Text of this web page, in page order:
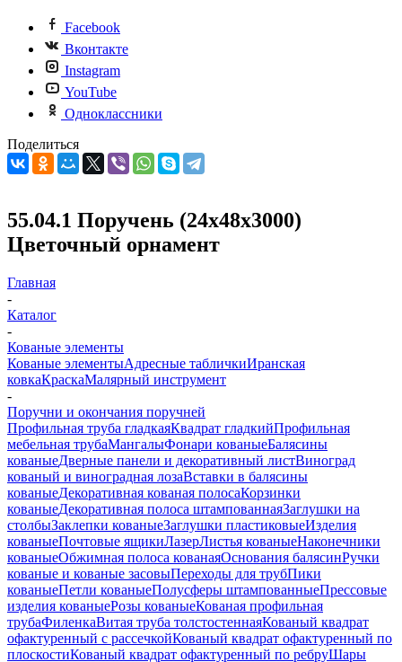
Facebook
Вконтакте
Instagram
YouTube
Одноклассники
Поделиться
55.04.1 Поручень (24х48х3000)
Цветочный орнамент
Главная
-
Каталог
-
Кованые элементы
Кованые элементыАдресные табличкиИранская
ковкаКраскаМалярный инструмент
-
Поручни и окончания поручней
Профильная труба гладкаяКвадрат гладкийПрофильная
мебельная трубаМангалыФонари кованыеБалясины
кованыеДверные панели и декоративный листВиноград
кованый и виноградная лозаВставки в балясины
кованыеДекоративная кованая полосаКорзинки
кованыеДекоративная полоса штампованнаяЗаглушки на
столбыЗаклепки кованыеЗаглушки пластиковыеИзделия
кованыеПочтовые ящикиЛазерЛистья кованыеНаконечники
кованыеОбжимная полоса кованаяОснования балясинРучки
кованые и кованые засовыПереходы для трубПики
кованыеПетли кованыеПолусферы штампованныеПрессовые
изделия кованыеРозы кованыеКованая профильная
трубаФиленкаВитая труба толстостеннаяКованый квадрат
офактуренный с рассечкойКованый квадрат офактуренный по
плоскостиКованый квадрат офактуренный по ребруШары